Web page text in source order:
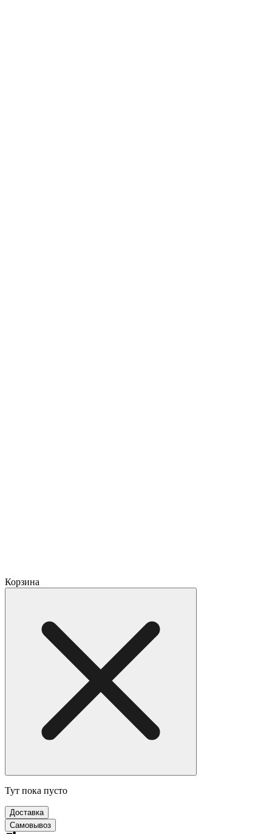
Корзина
Тут пока пусто
Доставка
Самовывоз